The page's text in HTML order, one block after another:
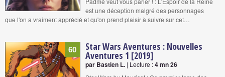
est une déception malgré des personnages
que l'on a vraiment apprécié et qu'on prend plaisir à suivre sur cet…
60 Star Wars Aventures : Nouvelles
Aventures 1 [2019]
par Bastien L. | Lecture :4 mn 26